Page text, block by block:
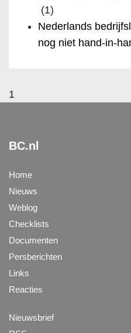
(1)
Nederlands
nog niet hand-in-
1
BC.nl
Home
Nieuws
Weblog
Checklists
Documenten
Persberichten
Links
Reacties
Nieuwsbrief